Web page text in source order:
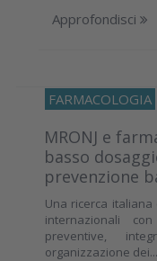
Approfondisci
FARMACOLOGIA
MRONJ e
basso
prevenzione
Una ricerca
internazionali
preventive,
organizzazione dei...